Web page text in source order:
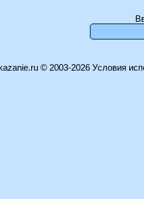
© 2003-2026 Условия